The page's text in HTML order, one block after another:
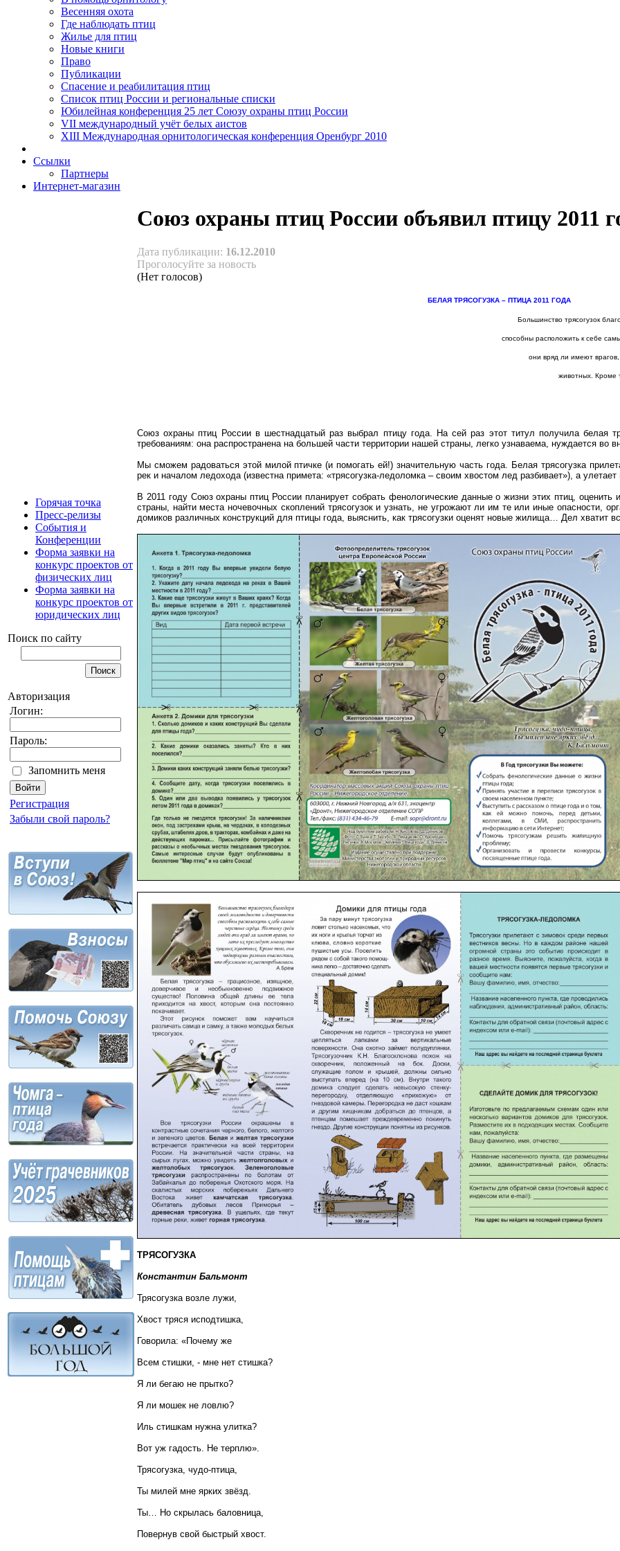
Весенняя охота
Где наблюдать птиц
Жилье для птиц
Новые книги
Право
Публикации
Спасение и реабилитация птиц
Список птиц России и региональные списки
Юбилейная конференция 25 лет Союзу охраны птиц России
VII международный учёт белых аистов
XIII Международная орнитологическая конференция Оренбург 2010
Ссылки
Партнеры
Интернет-магазин
Горячая точка
Пресс-релизы
События и
Конференции
Форма заявки на
конкурс проектов от
физических лиц
Форма заявки на
конкурс проектов от
юридических лиц
Поиск по сайту
Авторизация
Логин:
Пароль:
Запомнить меня
Регистрация
Забыли свой пароль?
Союз охраны птиц России объявил птицу 2011
Дата публикации: 16.12.2010
Проголосуйте за новость
(Нет голосов)
БЕЛАЯ ТРЯСОГУЗКА – ПТИЦА 2011 ГОДА
Большинство трясогузок
способны расположить к себе
они вряд ли имеют
животных. Кроме
Союз охраны птиц России в шестнадцатый раз выбрал птицу года. На сей раз этот титул получила белая
требованиям: она распространена на большей части территории нашей страны, легко узнаваема, нуждается во
Мы сможем радоваться этой милой птичке (и помогать ей!) значительную часть года. Белая трясогузка
рек и началом ледохода (известна примета: «трясогузка-ледоломка – своим хвостом лед разбивает»), а улетает
В 2011 году Союз охраны птиц России планирует собрать фенологические данные о жизни этих птиц, оценить
страны, найти места ночевочных скоплений трясогузок и узнать, не угрожают ли им те или иные опасности,
домиков различных конструкций для птицы года, выяснить, как трясогузки оценят новые жилища… Дел хватит
ТРЯСОГУЗКА
Константин Бальмонт
Трясогузка возле лужи,
Хвост тряся исподтишка,
Говорила: «Почему же
Всем стишки, - мне нет стишка?
Я ли бегаю не прытко?
Я ли мошек не ловлю?
Иль стишкам нужна улитка?
Вот уж гадость. Не терплю».
Трясогузка, чудо-птица,
Ты милей мне ярких звёзд.
Ты… Но скрылась баловница,
Повернув свой быстрый хвост.